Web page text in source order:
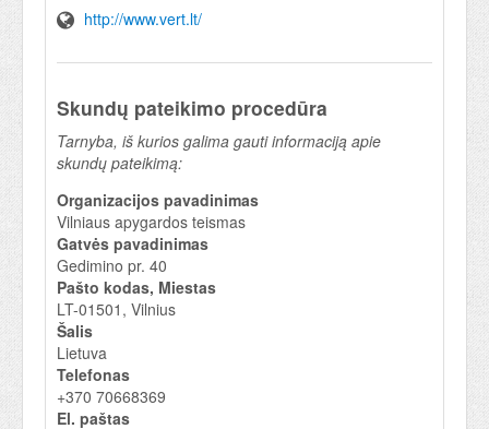
http://www.vert.lt/
Skundų pateikimo procedūra
Tarnyba, iš kurios galima gauti informaciją apie
skundų pateikimą:
Organizacijos pavadinimas
Vilniaus apygardos teismas
Gatvės pavadinimas
Gedimino pr. 40
Pašto kodas, Miestas
LT-01501, Vilnius
Šalis
Lietuva
Telefonas
+370 70668369
El. paštas